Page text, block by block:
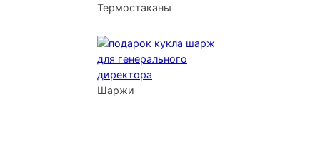
Термостаканы
Шаржи